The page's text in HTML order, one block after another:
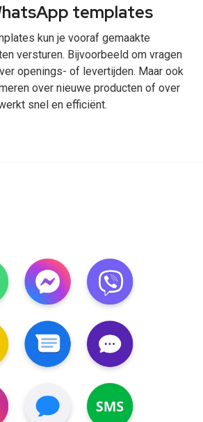
templates
kun je vooraf gemaakte
versturen. Bijvoorbeeld om vragen
openings- of levertijden. Maar ook
over nieuwe producten of over
snel en efficiënt.